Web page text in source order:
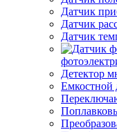
Датчик
Датчик
Датчик
Детектор
Емкостной